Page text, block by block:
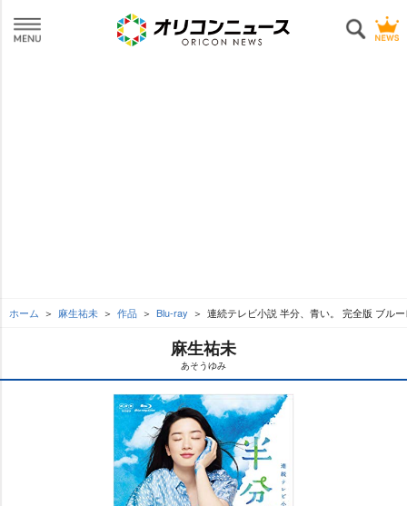
ホーム 麻生祐未 作品 Blu-ray 連続テレビ小説 半分、青い。 完全版 ブル
麻生祐未
あそうゆみ